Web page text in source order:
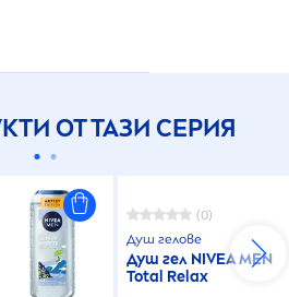
ОТ ТАЗИ СЕРИЯ
(0)
Душ гелове
Душ гел NIVEAMEN
Total Relax